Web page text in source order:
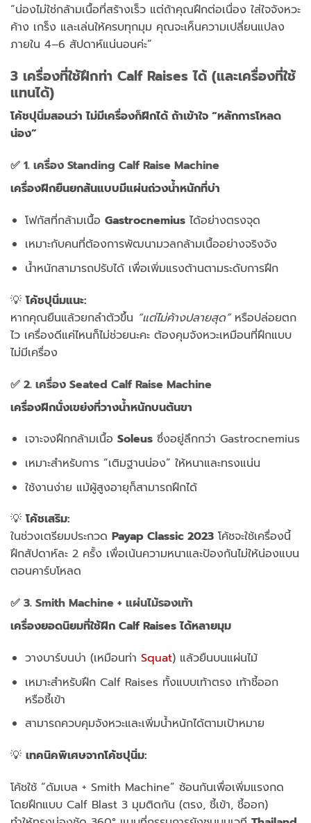
“น่องไม่ใช่กล้ามเนื้อที่สร้างเร็ว แต่ถ้าคุณฝึกต่อเนื่อง ใส่ใจจังหวะ
ค้าง เกร็ง และเล่นให้ครบทุกมุม คุณจะเห็นความเปลี่ยนแปลง
ภายใน 4–6 สัปดาห์แน่นอนค่ะ”
3 เครื่องที่ใช้ฝึกท่า Calf Raises ได้ (และเครื่องที่ใช้
แทนได้)
โค้ชปุนิ่มสอนว่า ไม่มีเครื่องก็ฝึกได้ ถ้าเข้าใจ “หลักการโหลด
น่อง”
✅ 1. เครื่อง Standing Calf Raise Machine
เครื่องฝึกยืนยกส้นแบบมีแผ่นถ่วงน้ำหนักที่บ่า
โฟกัสที่กล้ามเนื้อ Gastrocnemiusได้อย่างตรงจุด
เหมาะกับคนที่ต้องการพัฒนามวลกล้ามเนื้ออย่างจริงจัง
น้ำหนักสามารถปรับได้ เพื่อเพิ่มแรงต้านตามระดับการฝึก
💡โค้ชปุนิ่มแนะ:
หากคุณยืนแล้วยกลำตัวขึ้น “แต่ไม่ค้างปลายสุด”หรือปล่อยตก
ไว เครื่องดีแค่ไหนก็ไม่ช่วยนะคะ ต้องคุมจังหวะเหมือนที่ฝึกแบบ
ไม่มีเครื่อง
✅ 2. เครื่อง Seated Calf Raise Machine
เครื่องฝึกนั่งเขย่งที่วางน้ำหนักบนต้นขา
เจาะจงฝึกกล้ามเนื้อ Soleusซึ่งอยู่ลึกกว่า Gastrocnemius
เหมาะสำหรับการ “เติมฐานน่อง” ให้หนาและทรงแน่น
ใช้งานง่าย แม้ผู้สูงอายุก็สามารถฝึกได้
💡โค้ชเสริม:
ในช่วงเตรียมประกวด Payap Classic 2023 โค้ชจะใช้เครื่องนี้
ฝึกสัปดาห์ละ 2 ครั้ง เพื่อเน้นความหนาและป้องกันไม่ให้น่องแบน
ตอนคาร์บโหลด
✅ 3. Smith Machine + แผ่นไม้รองเท้า
เครื่องยอดนิยมที่ใช้ฝึก Calf Raises ได้หลายมุม
วางบาร์บนบ่า (เหมือนท่า Squat) แล้วยืนบนแผ่นไม้
เหมาะสำหรับฝึก Calf Raises ทั้งแบบเท้าตรง เท้าชี้ออก
หรือชี้เข้า
สามารถควบคุมจังหวะและเพิ่มน้ำหนักได้ตามเป้าหมาย
💡 เทคนิคพิเศษจากโค้ชปุนิ่ม:
โค้ชใช้ “ดัมเบล + Smith Machine” ซ้อนกันเพื่อเพิ่มแรงกด
โดยฝึกแบบ Calf Blast 3 มุมติดกัน (ตรง, ชี้เข้า, ชี้ออก)